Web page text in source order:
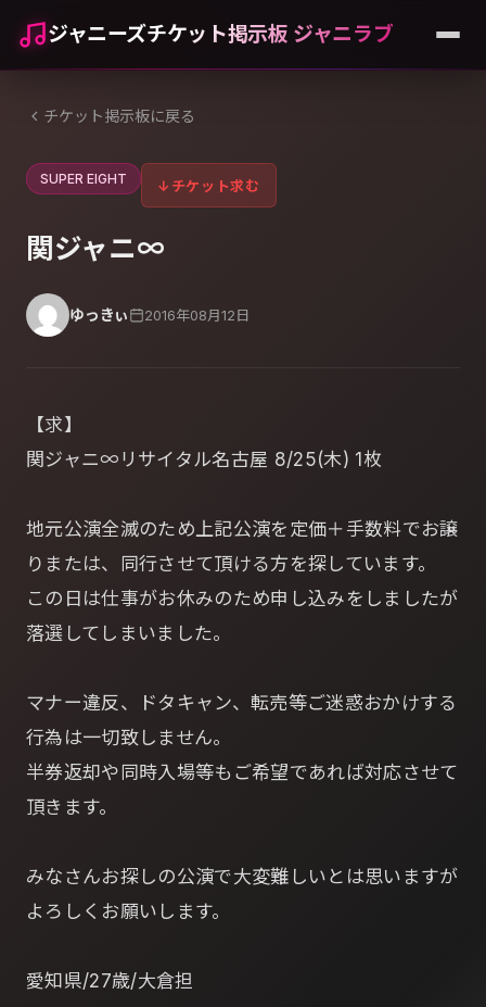
ジャニーズチケット掲示板 ジャニラブ
チケット掲示板に戻る
SUPER EIGHT ↓ チケット求む
関ジャニ∞
ゆっきぃ 2016年08月12日
【求】
関ジャニ∞リサイタル名古屋 8/25(木) 1枚
地元公演全滅のため上記公演を定価＋手数料でお譲
りまたは、同行させて頂ける方を探しています。
この日は仕事がお休みのため申し込みをしましたが
落選してしまいました。
マナー違反、ドタキャン、転売等ご迷惑おかけする
行為は一切致しません。
半券返却や同時入場等もご希望であれば対応させて
頂きます。
みなさんお探しの公演で大変難しいとは思いますが
よろしくお願いします。
愛知県/27歳/大倉担